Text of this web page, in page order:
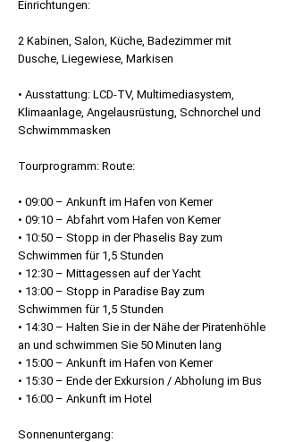
Einrichtungen:
2 Kabinen, Salon, Küche, Badezimmer mit
Dusche, Liegewiese, Markisen
• Ausstattung: LCD-TV, Multimediasystem,
Klimaanlage, Angelausrüstung, Schnorchel und
Schwimmmasken
Tourprogramm: Route:
• 09:00 – Ankunft im Hafen von Kemer
• 09:10 – Abfahrt vom Hafen von Kemer
• 10:50 – Stopp in der Phaselis Bay zum
Schwimmen für 1,5 Stunden
• 12:30 – Mittagessen auf der Yacht
• 13:00 – Stopp in Paradise Bay zum
Schwimmen für 1,5 Stunden
• 14:30 – Halten Sie in der Nähe der Piratenhöhle
an und schwimmen Sie 50 Minuten lang
• 15:00 – Ankunft im Hafen von Kemer
• 15:30 – Ende der Exkursion / Abholung im Bus
• 16:00 – Ankunft im Hotel
Sonnenuntergang: